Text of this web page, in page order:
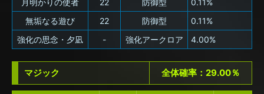
無垢なる遊び
22 防御型
0.11%
強化の思念・夕凪
- 強化アークロア 4.00%
マジック 全体確率：29.00％